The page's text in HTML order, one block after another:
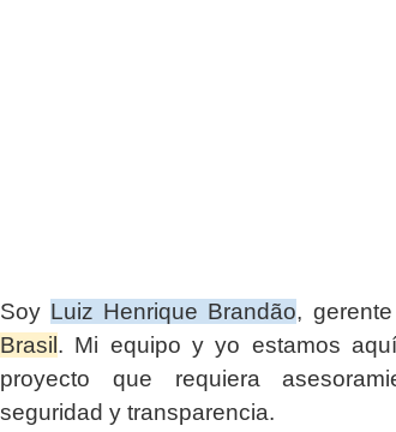
Soy Luiz Henrique Brandão,
Brasil . Mi equipo y yo estamos
proyecto que requiera
seguridad y transparencia.